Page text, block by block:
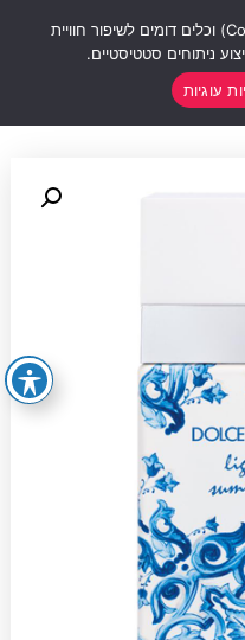
באתר נעשה שימוש בעוגיות (Cookies) וכלים דומים לשיפור חוויית
ניתוחים סטטיסטיים.
עוגיות